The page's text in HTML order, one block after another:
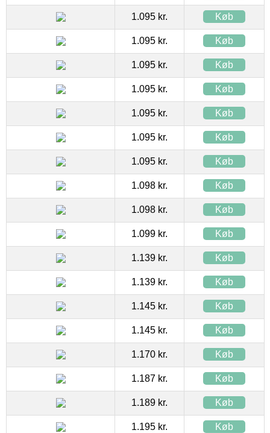
1.095 kr. Køb
1.095 kr. Køb
1.095 kr. Køb
1.095 kr. Køb
1.095 kr. Køb
1.095 kr. Køb
1.095 kr. Køb
1.098 kr. Køb
1.098 kr. Køb
1.099 kr. Køb
1.139 kr. Køb
1.139 kr. Køb
1.145 kr. Køb
1.145 kr. Køb
1.170 kr. Køb
1.187 kr. Køb
1.189 kr. Køb
1.195 kr. Køb